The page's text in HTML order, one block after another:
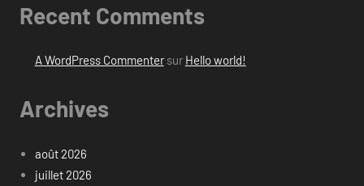
Recent Comments
A WordPress Commentersur Hello world!
Archives
août 2026
juillet 2026